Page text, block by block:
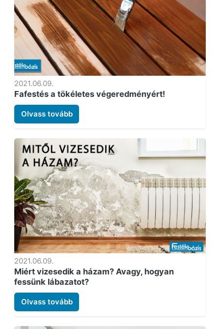
2021.06.09.
Fafestés a tökéletes végeredményért!
Olvass tovább
2021.06.09.
Miért vizesedik a házam? Avagy, hogyan
fessünk lábazatot?
Olvass tovább